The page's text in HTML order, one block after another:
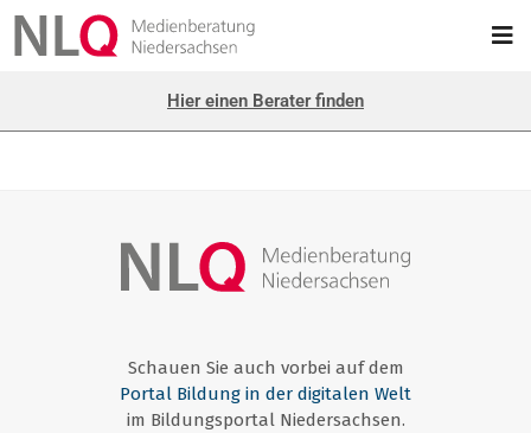
Hier einen Berater finden
Schauen Sie auch vorbei auf dem
Portal Bildung in der digitalen Welt
im Bildungsportal Niedersachsen.